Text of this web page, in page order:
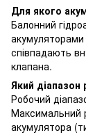
Для якого
Балонний
акумуляторами
співпадають
клапана.
Який діапазон
Робочий
Максимальний
акумулятора